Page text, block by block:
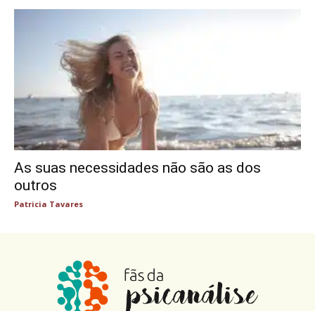
As suas necessidades não são as dos
outros
Patricia Tavares